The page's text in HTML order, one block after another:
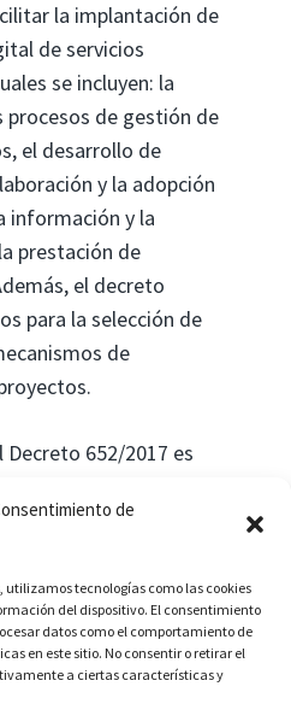
de
utilizamos tecnologías como las cookies
del dispositivo. El consentimiento
datos como el comportamiento de
en este sitio. No consentir o retirar el
a ciertas características y
la implantación de
de servicios
se incluyen: la
de gestión de
el desarrollo de
y la adopción
información y la
prestación de
el decreto
para la selección de
de
652/2017 es
públicos en
de mejorar la
Esta
permitirá a los
mejor experiencia de
facilidad en el acceso a